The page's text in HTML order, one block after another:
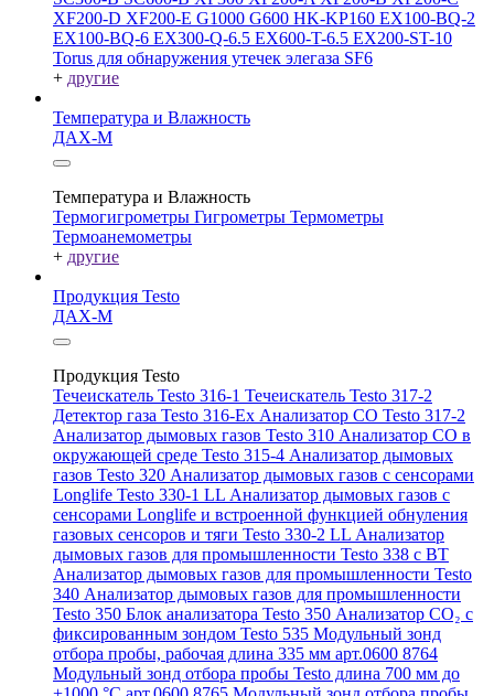
XF200-D XF200-E G1000 G600 HK-KP160 EX100-BQ-2
EX100-BQ-6 EX300-Q-6.5 EX600-T-6.5 EX200-ST-10
Torus для обнаружения утечек элегаза SF6
+ другие
Температура и Влажность
ДАХ-М
Температура и Влажность
Термогигрометры Гигрометры Термометры
Термоанемометры
+ другие
Продукция Testo
ДАХ-М
Продукция Testo
Течеискатель Testo 316-1 Течеискатель Testo 317-2
Детектор газа Testo 316-Ex Анализатор CO Testo 317-2
Анализатор дымовых газов Testo 310 Анализатор CO в
окружающей среде Testo 315-4 Анализатор дымовых
газов Testo 320 Анализатор дымовых газов с сенсорами
Longlife Testo 330-1 LL Анализатор дымовых газов с
сенсорами Longlife и встроенной функцией обнуления
газовых сенсоров и тяги Testo 330-2 LL Анализатор
дымовых газов для промышленности Testo 338 с BT
Анализатор дымовых газов для промышленности Testo
340 Анализатор дымовых газов для промышленности
Testo 350 Блок анализатора Testo 350 Анализатор СО₂ с
фиксированным зондом Testo 535 Модульный зонд
отбора пробы, рабочая длина 335 мм арт.0600 8764
Модульный зонд отбора пробы Testo длина 700 мм до